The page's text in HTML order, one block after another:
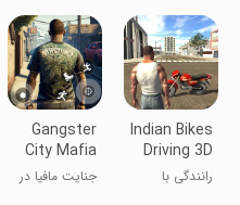
آمریکایی -
بازی‌های ماشین
3D
Indian Bikes
Driving 3D
رانندگی با
Gangster
City Mafia
Crime
جنایت مافیا در